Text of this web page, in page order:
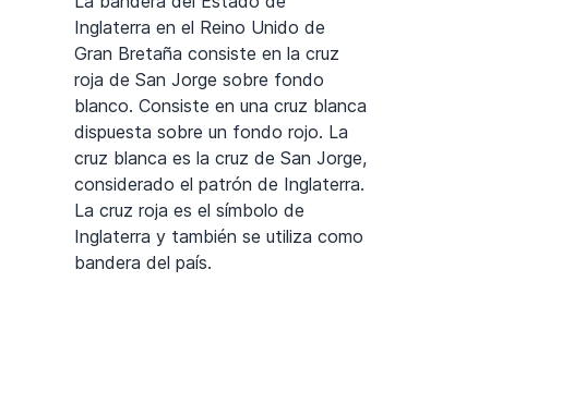
Inglaterra en el Reino Unido de
Gran Bretaña consiste en la cruz
roja de San Jorge sobre fondo
blanco. Consiste en una cruz blanca
dispuesta sobre un fondo rojo. La
cruz blanca es la cruz de San Jorge,
considerado el patrón de Inglaterra.
La cruz roja es el símbolo de
Inglaterra y también se utiliza como
bandera del país.